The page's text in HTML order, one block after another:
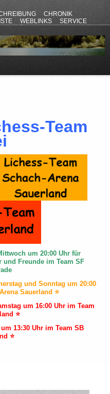
CHRONIK
WEBLINKS
SERVICE
Team
um 20:00 Uhr für
und Freunde im Team SF
und Sonntag um 20:00
Sauerland ⭐
um 16:00 Uhr im Team
⭐
13:30 Uhr im Team SB
⭐